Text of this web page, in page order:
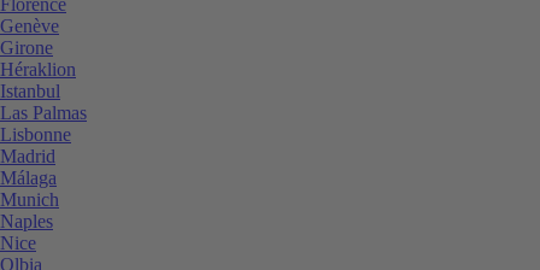
Genève
Girone
Héraklion
Istanbul
Las Palmas
Lisbonne
Madrid
Málaga
Munich
Naples
Nice
Olbia